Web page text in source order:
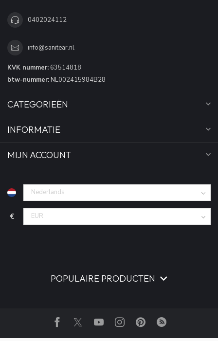
0402024112
info@sanitear.nl
KVK nummer: 63514818
btw-nummer: NL002415984B28
CATEGORIEËN
INFORMATIE
MIJN ACCOUNT
€
POPULAIRE PRODUCTEN